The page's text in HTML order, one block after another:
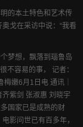
的本土特色和艺术传
戈在采访中说：“我看
梦想，飘落到瑙鲁岛
不容易的事， 记者：
嫩6月1日电 通讯｜
紫剑 张淑惠 刘晓宇
国家已是成熟的财
影问世已有百多年，